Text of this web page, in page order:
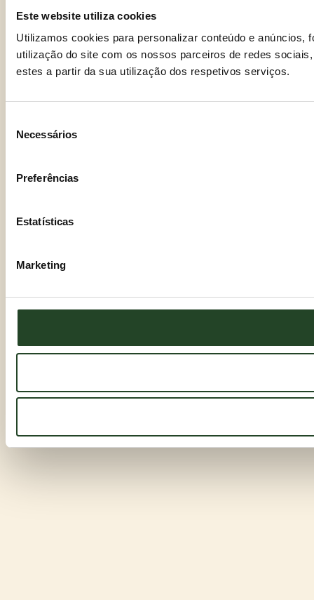
Este website utiliza cookies
Utilizamos cookies para personalizar conteúdo e anúncios,
utilização do site com os nossos parceiros de redes
estes a partir da sua utilização dos respetivos serviços.
Necessários
Preferências
Estatísticas
Marketing